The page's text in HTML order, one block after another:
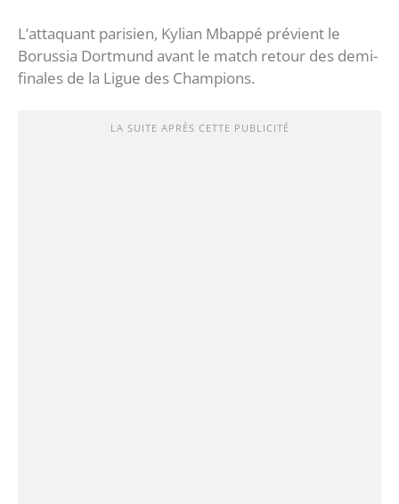
L’attaquant parisien, Kylian Mbappé prévient le
Borussia Dortmund avant le match retour des demi-
finales de la Ligue des Champions.
LA SUITE APRÈS CETTE PUBLICITÉ